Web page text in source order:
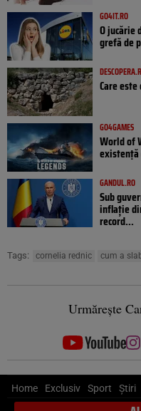
GO4IT.RO
O jucărie
grefă de
Care
GO4GAMES
World of
GANDUL.RO
Sub
inflație
record...
Tags: cornelia rednic cum a
Urmărește
Home Exclusiv Sport Știri